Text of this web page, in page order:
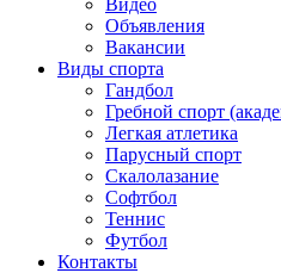
Видео
Объявления
Вакансии
Виды спорта
Гандбол
Гребной спорт
Легкая атлетика
Парусный спорт
Скалолазание
Софтбол
Теннис
Футбол
Контакты